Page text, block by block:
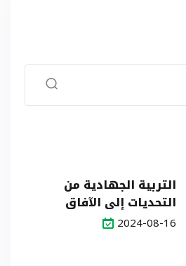
التربية الجهادية من
التحديات إلى الآفاق
2024-08-16